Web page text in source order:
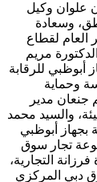
علوان وكيل
وسعادة
لقطاع
مريم
أبوظبي للرقابة
وحماية
جنعان مدير
والسيد محمد
بجهاز أبوظبي
تجار سوق
التجارية،
دبي المركزي